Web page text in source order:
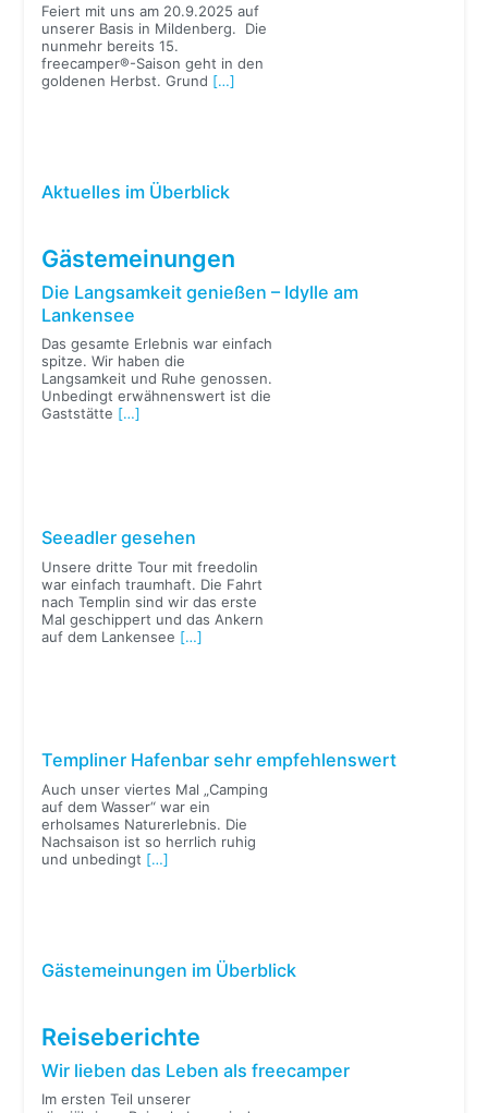
Feiert mit uns am 20.9.2025 auf
unserer Basis in Mildenberg. Die
nunmehr bereits 15.
freecamper®-Saison geht in den
goldenen Herbst. Grund […]
Aktuelles im Überblick
Gästemeinungen
Die Langsamkeit genießen – Idylle am
Lankensee
Das gesamte Erlebnis war einfach
spitze. Wir haben die
Langsamkeit und Ruhe genossen.
Unbedingt erwähnenswert ist die
Gaststätte […]
Seeadler gesehen
Unsere dritte Tour mit freedolin
war einfach traumhaft. Die Fahrt
nach Templin sind wir das erste
Mal geschippert und das Ankern
auf dem Lankensee […]
Templiner Hafenbar sehr empfehlenswert
Auch unser viertes Mal „Camping
auf dem Wasser“ war ein
erholsames Naturerlebnis. Die
Nachsaison ist so herrlich ruhig
und unbedingt […]
Gästemeinungen im Überblick
Reiseberichte
Wir lieben das Leben als freecamper
Im ersten Teil unserer